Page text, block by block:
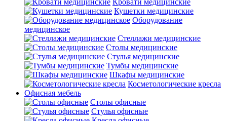
Кровати медицинские
Кушетки медицинские
Оборудование
медицинское
Стеллажи медицинские
Столы медицинские
Стулья медицинские
Тумбы медицинские
Шкафы медицинские
Косметологические кресла
Офисная мебель
Столы офисные
Стулья офисные